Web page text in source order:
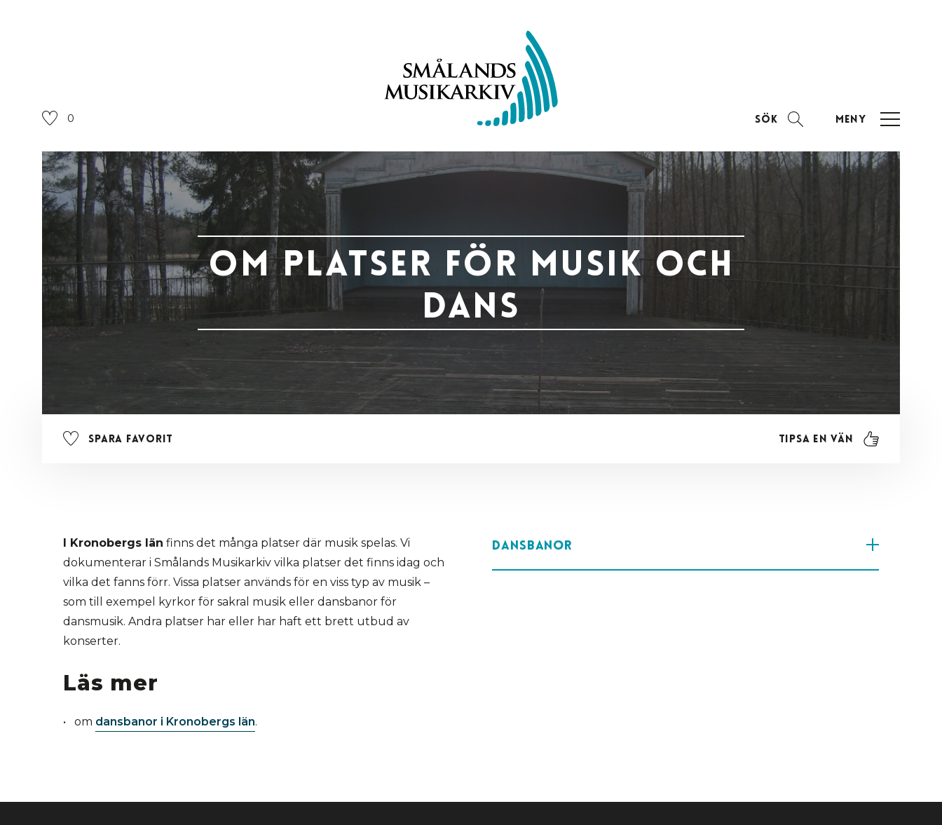
0 Sök Meny
Om platser för musik och
dans
Spara favorit Tipsa en vän
I Kronobergs län finns det många platser där musik spelas. Vi
dokumenterar i Smålands Musikarkiv vilka platser det finns idag och
vilka det fanns förr. Vissa platser används för en viss typ av musik –
som till exempel kyrkor för sakral musik eller dansbanor för
dansmusik. Andra platser har eller har haft ett brett utbud av
konserter.
Läs mer
om dansbanor i Kronobergs län.
Dansbanor